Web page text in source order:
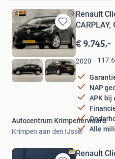
Bewaren
in
Mijn
Favorieten
Renault
CARPLAY,
€ 9.745,-
2020
NAP
APK bij
Alle
Autocentrum Krimpenerwaard
Krimpen aan den IJssel
Renault